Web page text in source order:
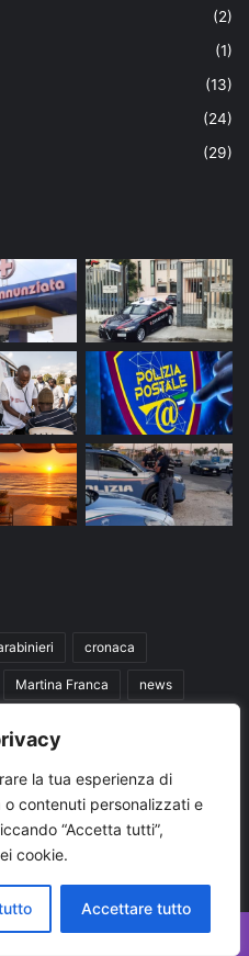
la tua esperienza di
contenuti personalizzati e
“Accetta tutti”,
cookie.
Accettare tutto
(2)
(1)
(13)
(24)
(29)
cronaca
Martina Franca news
X You